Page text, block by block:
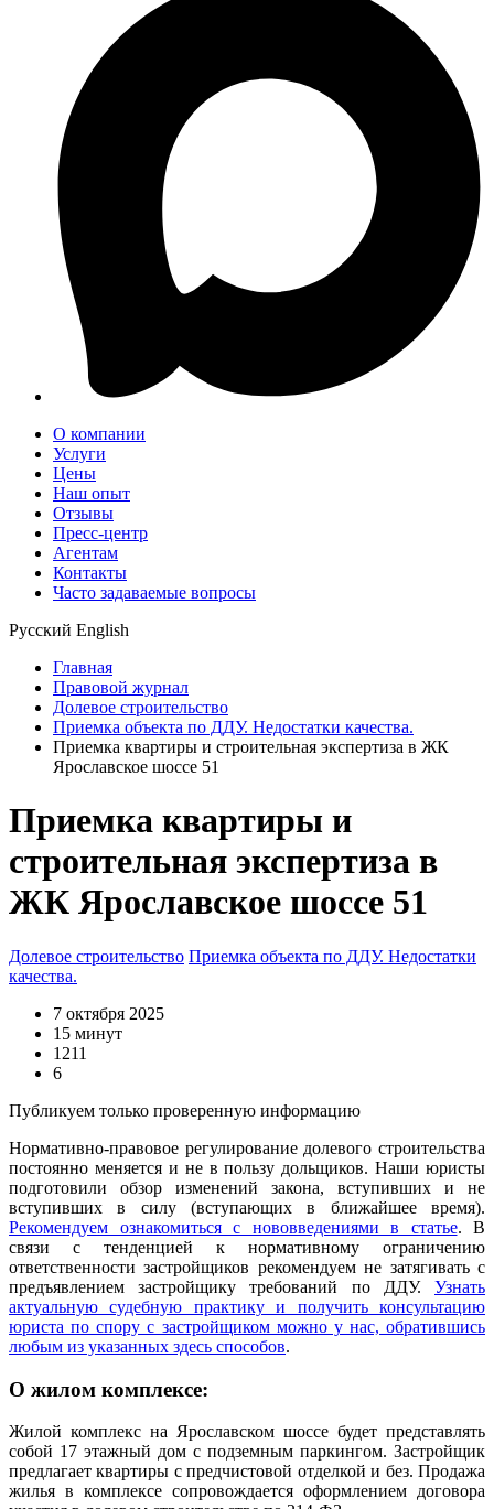
О компании
Услуги
Цены
Наш опыт
Отзывы
Пресс-центр
Агентам
Контакты
Часто задаваемые вопросы
Русский English
Главная
Правовой журнал
Долевое строительство
Приемка объекта по ДДУ. Недостатки качества.
Приемка квартиры и строительная экспертиза в ЖК
Ярославское шоссе 51
Приемка квартиры и
строительная экспертиза в
ЖК Ярославское шоссе 51
Долевое строительство Приемка объекта по ДДУ. Недостатки
качества.
7 октября 2025
15 минут
1211
6
Публикуем только проверенную информацию
Нормативно-правовое регулирование долевого строительства
постоянно меняется и не в пользу дольщиков. Наши юристы
подготовили обзор изменений закона, вступивших и не
вступивших в силу (вступающих в ближайшее время).
Рекомендуем ознакомиться с нововведениями в статье. В
связи с тенденцией к нормативному ограничению
ответственности застройщиков рекомендуем не затягивать с
предъявлением застройщику требований по ДДУ. Узнать
актуальную судебную практику и получить консультацию
юриста по спору с застройщиком можно у нас, обратившись
любым из указанных здесь способов.
О жилом комплексе:
Жилой комплекс на Ярославском шоссе будет представлять
собой 17 этажный дом с подземным паркингом. Застройщик
предлагает квартиры с предчистовой отделкой и без. Продажа
жилья в комплексе сопровождается оформлением договора